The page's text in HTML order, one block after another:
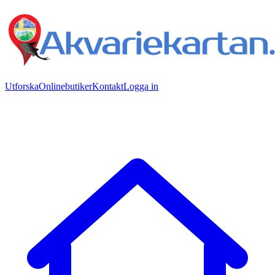
UtforskaOnlinebutikerKontaktLogga in